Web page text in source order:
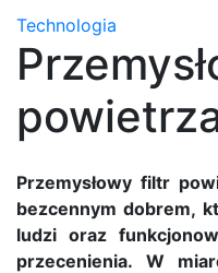
Technologia
Przemysłowy filtr
bezcennym dobrem,
ludzi oraz
przecenienia. W